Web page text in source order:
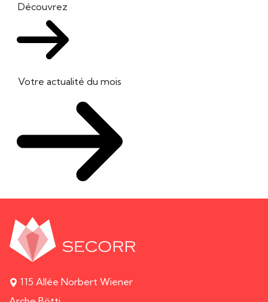
Découvrez
Votre actualité du mois
115 Allée Norbert Wiener